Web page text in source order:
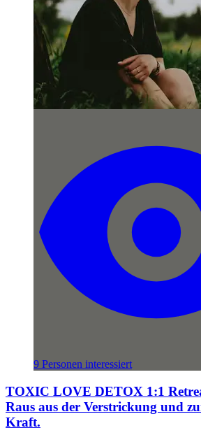
9 Personen interessiert
TOXIC LOVE DETOX 1:1
Raus aus der Verstrickung und
Kraft.